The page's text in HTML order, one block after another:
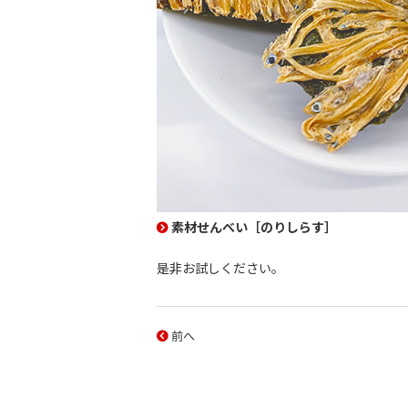
素材せんべい［のりしらす］
是非お試しください。
前へ